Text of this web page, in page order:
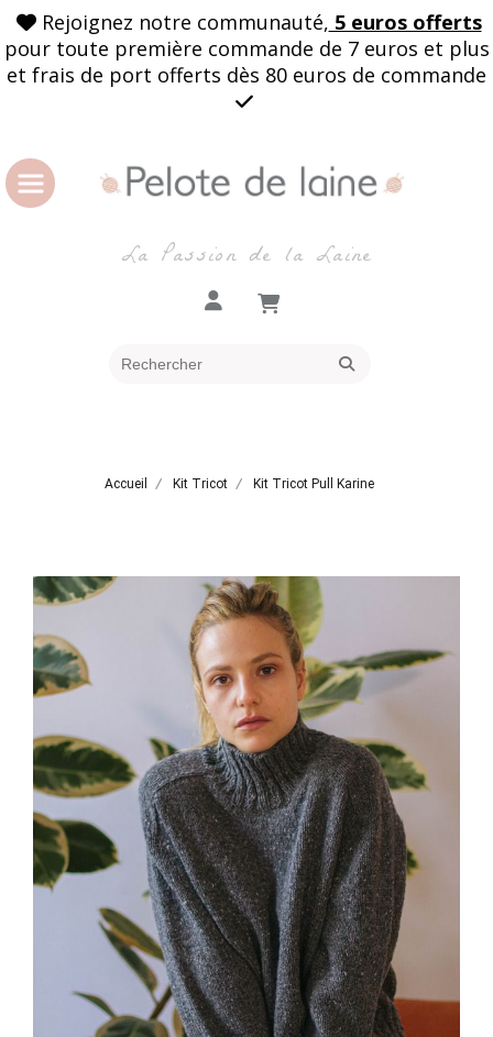
 Rejoignez notre communauté, 5 euros offerts
pour toute première commande de 7 euros et plus
et frais de port offerts dès 80 euros de commande

La Passion de la Laine
Accueil Kit Tricot Kit Tricot Pull Karine